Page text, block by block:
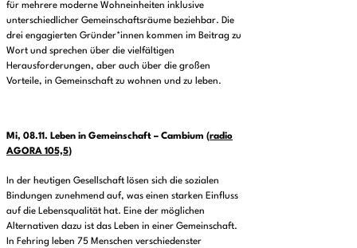
für mehrere moderne Wohneinheiten inklusive
unterschiedlicher Gemeinschaftsräume beziehbar. Die
drei engagierten Gründer*innen kommen im Beitrag zu
Wort und sprechen über die vielfältigen
Herausforderungen, aber auch über die großen
Vorteile, in Gemeinschaft zu wohnen und zu leben.
Mi, 08.11. Leben in Gemeinschaft – Cambium (radio
AGORA 105,5)
In der heutigen Gesellschaft lösen sich die sozialen
Bindungen zunehmend auf, was einen starken Einfluss
auf die Lebensqualität hat. Eine der möglichen
Alternativen dazu ist das Leben in einer Gemeinschaft.
In Fehring leben 75 Menschen verschiedenster